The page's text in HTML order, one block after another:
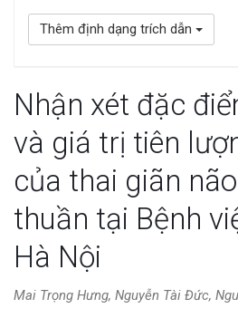
Thêm định dạng trích dẫn
Nhận xét đặc
và giá trị tiên
của thai giãn
thuần tại Bệnh
Hà Nội
Mai Trọng Hưng, Nguyễn Tài Đức,